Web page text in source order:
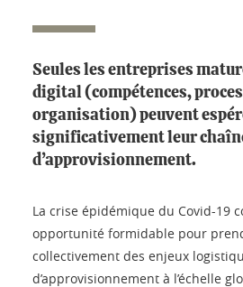
Seules les entreprises
digital (compétences,
organisation) peuvent
significativement leur
d’approvisionnement.
La crise épidémique du Covid-19
opportunité formidable pour
collectivement des enjeux
d’approvisionnement à l’échelle